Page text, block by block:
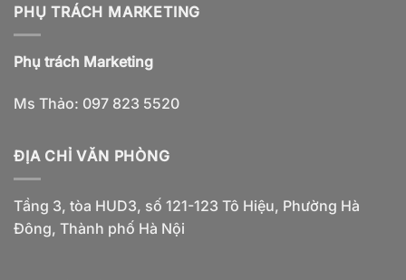
PHỤ TRÁCH MARKETING
Phụ trách Marketing
Ms Thảo: 097 823 5520
ĐỊA CHỈ VĂN PHÒNG
Tầng 3, tòa HUD3, số 121-123 Tô Hiệu, Phường Hà
Đông, Thành phố Hà Nội